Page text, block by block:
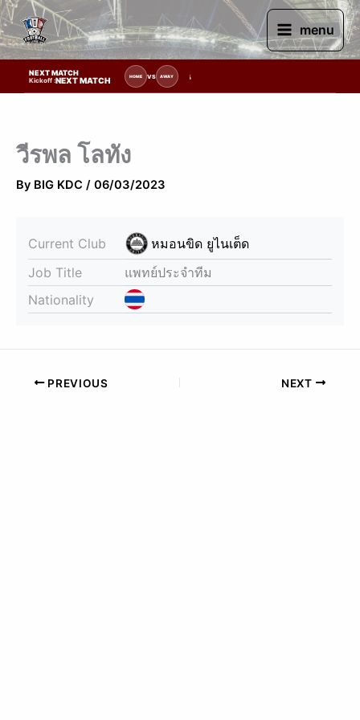
Skip
to
content
menu
NEXT MATCH
Kickoff :NEXT MATCH HOME VS AWAY
รายการแข่งขัน | รอระบุวันแข่งขัน | รอข้อมูลทีมแข่งขัน
วีรพล โลทัง
By BIG KDC / 06/03/2023
Current Club
หมอนขิด ยูไนเต็ด
Job Title
แพทย์ประจำทีม
Nationality
PREVIOUS NEXT